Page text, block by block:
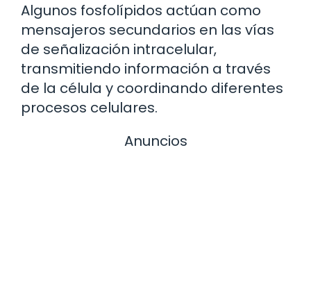
Algunos fosfolípidos actúan como
mensajeros secundarios en las vías
de señalización intracelular,
transmitiendo información a través
de la célula y coordinando diferentes
procesos celulares.
Anuncios